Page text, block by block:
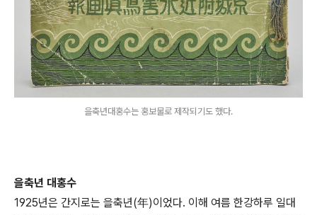
을축년대홍수는 홍보물로 제작되기도 했다.
을축년 대홍수
1925년은 간지로는 을축년(年)이었다. 이해 여름 한강하루 일대